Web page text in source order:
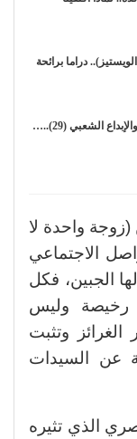
دراما برائحة
الشعبي (29)..…
(زوجة واحدة لا
الاجتماعي
الجبين، فكل
رخيصة وليس
الغرائز وتثبت
عن السيدات
الذي تثيره